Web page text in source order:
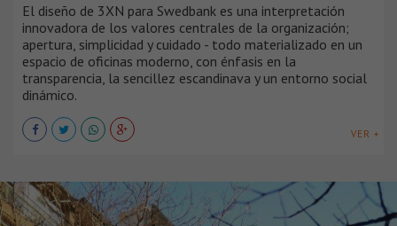
El diseño de 3XN para Swedbank es una interpretación
innovadora de los valores centrales de la organización;
apertura, simplicidad y cuidado - todo materializado en un
espacio de oficinas moderno, con énfasis en la
transparencia, la sencillez escandinava y un entorno social
dinámico.
VER +